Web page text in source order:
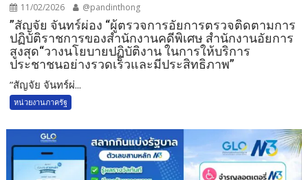
11/02/2026 @pandinthong
”สัญจัย จันทร์ผ่อง “ผู้ตรวจการอัยการตรวจติดตามการ
ปฏิบัติราชการของสำนักงานคดีพิเศษ สำนักงานอัยการ
สูงสุด“วางนโยบายปฏิบัติงาน ในการให้บริการ
ประชาชนอย่างรวดเร็วและมีประสิทธิภาพ”
”สัญจัย จันทร์ผ่...
หน่วยงานภาครัฐ